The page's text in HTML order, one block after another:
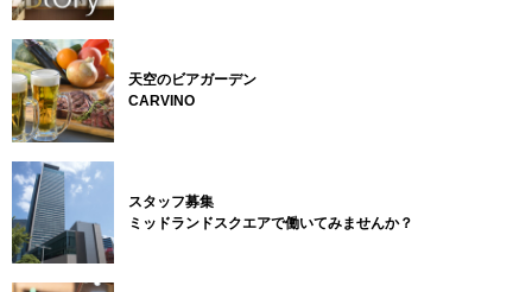
天空のビアガーデン
CARVINO
スタッフ募集
ミッドランドスクエアで働いてみませんか？